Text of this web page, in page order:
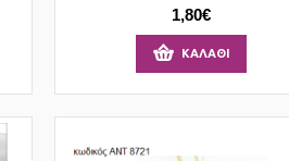
1,80€
ΚΑΛΆΘΙ